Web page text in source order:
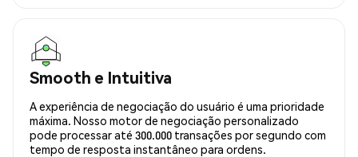
Smooth e Intuitiva
A experiência de negociação do usuário é uma prioridade
máxima. Nosso motor de negociação personalizado
pode processar até 300.000 transações por segundo com
tempo de resposta instantâneo para ordens.